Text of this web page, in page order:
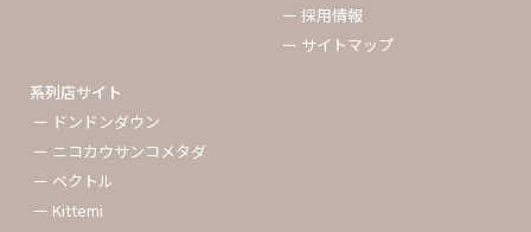
ー 採用情報
ー サイトマップ
系列店サイト
ー ドンドンダウン
ー ニコカウサンコメタダ
ー ベクトル
ー Kittemi